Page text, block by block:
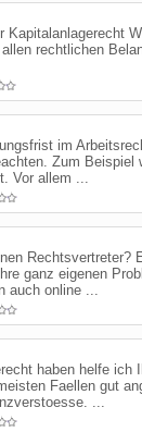
Kapitalanlagerecht
rechtlichen
im
Zum Beispiel
Vor allem ...
Rechtsvertreter?
ganz eigenen
auch online ...
haben helfe ich
Faellen gut
...